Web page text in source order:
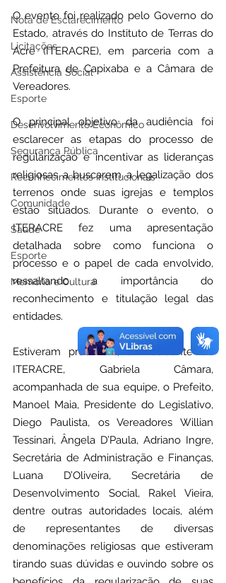
Nota de Esclarecimento
Licitações
Assistência Social
Esporte
Desenvolvimento Econômico
Segurança Pública
Reconhecimentos Institucionais
Comunidade
Saúde
Esporte
Memória e Cultura
O evento foi realizado pelo Governo do
Estado, através do Instituto de Terras do
Acre (ITERACRE), em parceria com a
Prefeitura de Capixaba e a Câmara de
Vereadores.
O principal objetivo da audiência foi
esclarecer as etapas do processo de
regularização e incentivar as lideranças
religiosas a buscarem a legalização dos
terrenos onde suas igrejas e templos
estão situados. Durante o evento, o
ITERACRE fez uma apresentação
detalhada sobre como funciona o
processo e o papel de cada envolvido,
ressaltando a importância do
reconhecimento e titulação legal das
entidades.
Estiveram presentes, a Presidente do
ITERACRE, Gabriela Câmara,
acompanhada de sua equipe, o Prefeito,
Manoel Maia, Presidente do Legislativo,
Diego Paulista, os Vereadores Willian
Tessinari, Ângela D’Paula, Adriano Ingre,
Secretária de Administração e Finanças,
Luana D’Oliveira, Secretária de
Desenvolvimento Social, Rakel Vieira,
dentre outras autoridades locais, além
de representantes de diversas
denominações religiosas que estiveram
tirando suas dúvidas e ouvindo sobre os